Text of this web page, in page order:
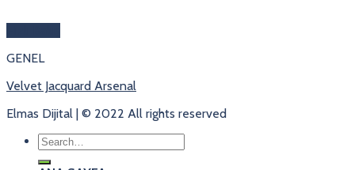
GENEL
Velvet Jacquard Arsenal
Elmas Dijital | © 2022 All rights reserved
Search